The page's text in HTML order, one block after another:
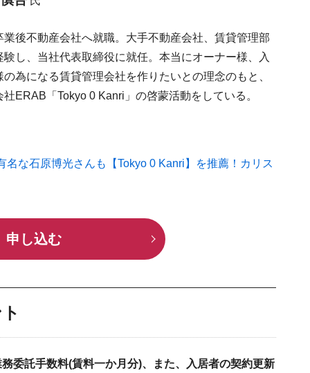
業後不動産会社へ就職。大手不動産会社、賃貸管理部
験し、当社代表取締役に就任。本当にオーナー様、入
の為になる賃貸管理会社を作りたいとの理念のもと、
社ERAB「Tokyo 0 Kanri」の啓蒙活動をしている。
な石原博光さんも【Tokyo 0 Kanri】を推薦！カリス
申し込む
委託手数料(賃料一か月分)、また、入居者の契約更新